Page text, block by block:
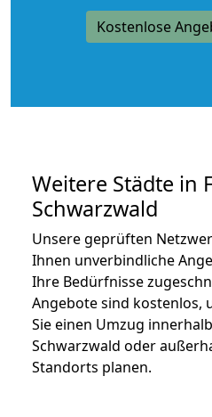
Kostenlose
Weitere Städte in
Schwarzwald
Unsere geprüften
Ihnen unverbindliche
Ihre Bedürfnisse
Angebote sind kostenlos,
Sie einen Umzug
Schwarzwald oder
Standorts planen.